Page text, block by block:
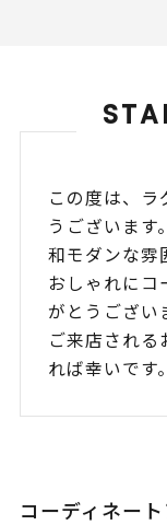
この度は、ラ
うございます。
和モダンな雰
おしゃれにコ
がとうござい
ご来店される
れば幸いです。
コーディネー